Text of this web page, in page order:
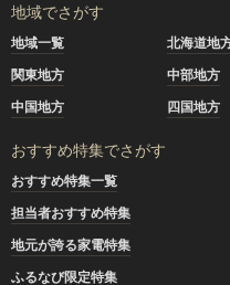
地域でさがす
地域一覧 北海道地
関東地方
中部地方
中国地方
四国地方
おすすめ特集でさがす
おすすめ特集一覧
担当者おすすめ特集
地元が誇る家電特集
ふるなび限定特集